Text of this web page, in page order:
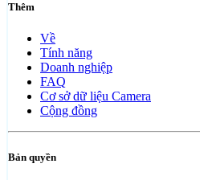
Thêm
Về
Tính năng
Doanh nghiệp
FAQ
Cơ sở dữ liệu Camera
Cộng đồng
Bản quyền